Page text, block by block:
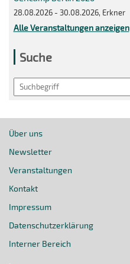
28.08.2026 - 30.08.2026, Erkner
Alle Veranstaltungen anzeigen
Suche
Search
Über uns
Newsletter
Veranstaltungen
Kontakt
Impressum
Datenschutzerklärung
Interner Bereich